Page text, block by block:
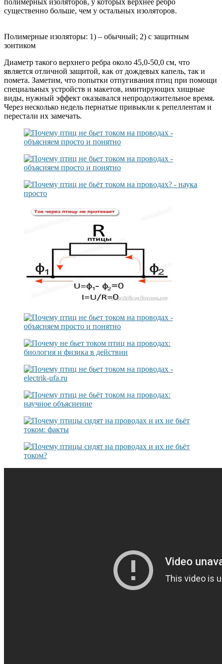
полимерных изоляторов, у которых верхнее ребро
существенно больше, чем у остальных изоляторов.
Полимерные изоляторы: 1) – обычный; 2) с защитным
зонтиком
Диаметр такого верхнего ребра около 45,0-50,0 см, что
является отличной защитой, как от дождевых капель, так и
помета. Заметим, что попытки отпугивания птиц при помощи
специальных устройств и макетов, имитирующих хищные
виды, нужный эффект оказывался непродолжительное время.
Через несколько недель пернатые привыкли к репеллентам и
перестали их замечать.